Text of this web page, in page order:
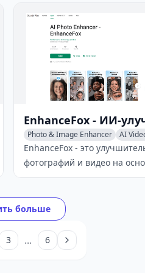
восстановления старых
улучшения качества
применения креативных
Photo & Image Enhancer
AI
AI Photo Restoration
EnhanceFox - это
фотографий и видео на
который может размыть и
всего одним нажатием.
больше
3 ... 6